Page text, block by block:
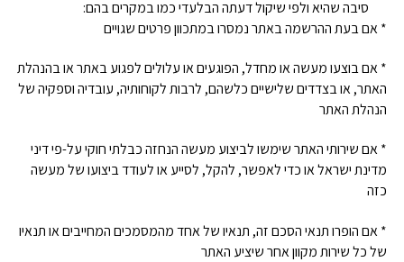
סיבה שהיא ולפי שיקול דעתה הבלעדי כמו במקרים בהם:
* אם בעת ההרשמה באתר נמסרו במתכוון פרטים שגויים
* אם בוצעו מעשה או מחדל, הפוגעים או עלולים לפגוע באתר או בהנהלת
האתר, או בצדדים שלישיים כלשהם, לרבות לקוחותיה, עובדיה וספקיה של
הנהלת האתר
* אם שירותי האתר שימשו לביצוע מעשה הנחזה כבלתי חוקי על-פי דיני
מדינת ישראל או כדי לאפשר, להקל, לסייע או לעודד ביצועו של מעשה
כזה
* אם הופרו תנאי הסכם זה, תנאיו של אחד מהמסמכים המחייבים או תנאיו
של כל שירות מקוון אחר שיציע האתר